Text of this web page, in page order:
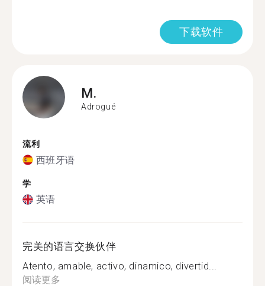
下载软件
M.
Adrogué
流利
西班牙语
学
英语
完美的语言交换伙伴
Atento, amable, activo, dinamico, divertid...
阅读更多